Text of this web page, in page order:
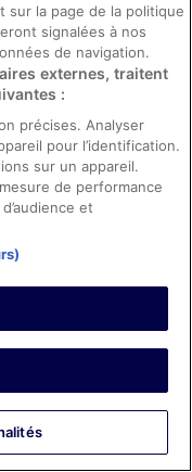
and very friendly
visit A Coruña.
service, équipements
patience with our
English very
Breakfast was
more. Only
noise filtering into
Coruna due to a
the noise. Overall,
sur la page de la politique
signalées à nos
de navigation.
externes, traitent
:
précises. Analyser
pour l’identification.
sur un appareil.
de performance
et